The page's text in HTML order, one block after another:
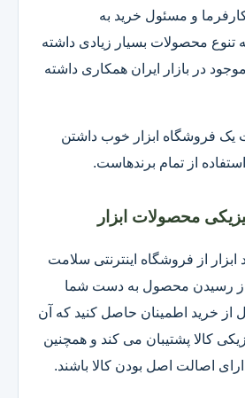
و مسئول خرید به
تنوع محصولات بسیار زیادی داشته
در بازار ایران همکاری داشته
یک فروشگاه ابزار خوب داشتن
از تمام برندهاست.
محصولات ابزار
ابزار از فروشگاه اینترنتی سلامت
از رسیدن محصول به دست شما
خرید اطمینان حاصل کنید که آن
کالا پشتیبان می کند و همچنین
اصالت اصل بودن کالا باشند.